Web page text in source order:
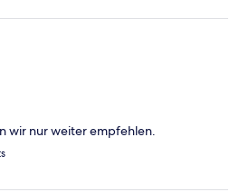
wir nur weiter empfehlen.